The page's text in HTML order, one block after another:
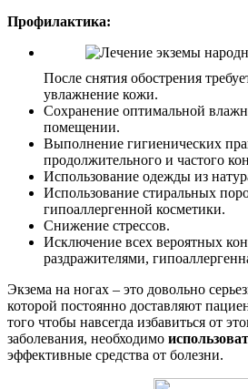
Профилактика:
После снятия обострения
увлажнение кожи.
Сохранение оптимальной
помещении.
Выполнение гигиенических
продолжительного и частого
Использование одежды из
Использование стиральных
гипоаллергенной косметики.
Снижение стрессов.
Исключение всех вероятных
раздражителями,
Экзема на ногах – это довольно
которой постоянно доставляют
того чтобы навсегда избавиться от
заболевания, необходимо
эффективные средства от болезни.